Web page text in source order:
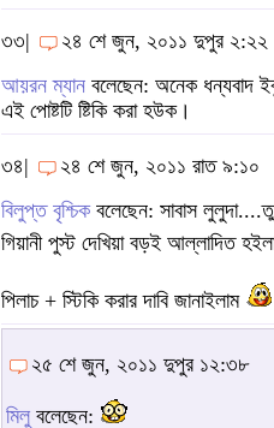
৩৩|
২৪ শে জুন, ২০১১ দুপুর ২:২২
আয়রন ম্যান বলেছেন: অনেক ধন্যবাদ
এই পোষ্টটি ষ্টিকি করা হউক।
৩৪|
২৪ শে জুন, ২০১১ রাত ৯:১০
বিলুপ্ত বৃশ্চিকবলেছেন: সাবাস
গিয়ানী পুস্ট দেখিয়া বড়ই আল্লাদিত
পিলাচ + স্টিকি করার দাবি জানাইলাম
২৫ শে জুন, ২০১১ দুপুর ১২:৩৮
মিলু বলেছেন: